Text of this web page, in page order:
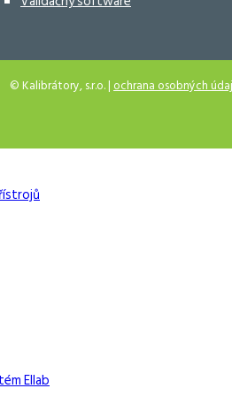
© Kalibrátory, s.r.o. |ochrana osobných
Ellab